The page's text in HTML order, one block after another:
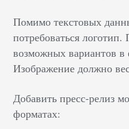
Помимо текстовых
потребоваться логотип.
возможных вариантов
Изображение должно
Добавить пресс-релиз
форматах: